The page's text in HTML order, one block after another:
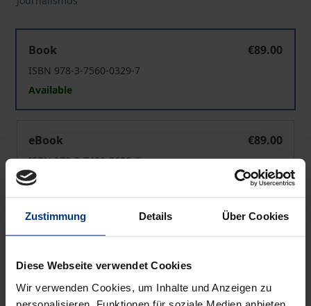
Zustimmung Details Über Cookies
Diese Webseite verwendet Cookies
Wir verwenden Cookies, um Inhalte und Anzeigen zu
Book
€89.00
ISBN 978-3-7560-0329-7
Available
eBook
€89.00
ISBN 978-3-7489-3633-6
Available
Add to Cart